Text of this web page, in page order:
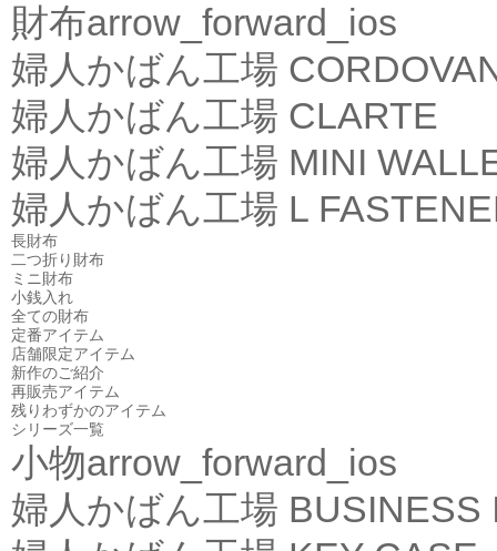
財布arrow_forward_ios
婦人かばん工場
婦人かばん工場 CLARTE
婦人かばん工場 MINI
婦人かばん工場 L
長財布
二つ折り財布
ミニ財布
小銭入れ
全ての財布
定番アイテム
店舗限定アイテム
新作のご紹介
再販売アイテム
残りわずかのアイテム
シリーズ一覧
小物arrow_forward_ios
婦人かばん工場 BUSINESS